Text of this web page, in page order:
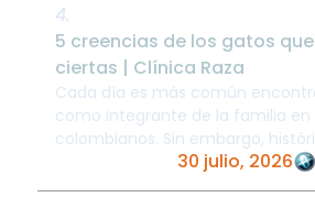
4.
5 creencias de los gatos
ciertas | Clínica Raza
Cada día es más común
como integrante de la familia en
colombianos. Sin embargo,
existido creencias populares y
30 julio, 2026